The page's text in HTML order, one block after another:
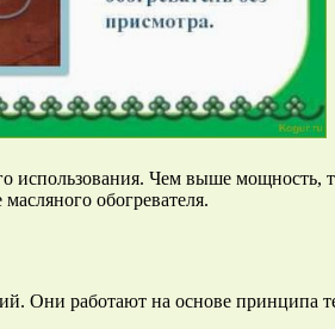
использования. Чем выше мощность,
обогревателя.
Они работают на основе принципа